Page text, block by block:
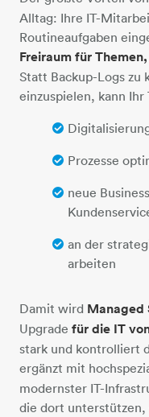
Alltag: Ihre IT-
Routineaufgaben
Freiraum für
Statt Backup-Logs zu
einzuspielen, kann Ihr
Prozesse
neue
an der
arbeiten
Damit wird Managed
Upgrade für die IT
stark und kontrolliert
ergänzt mit
modernster IT-
die dort unterstützen,